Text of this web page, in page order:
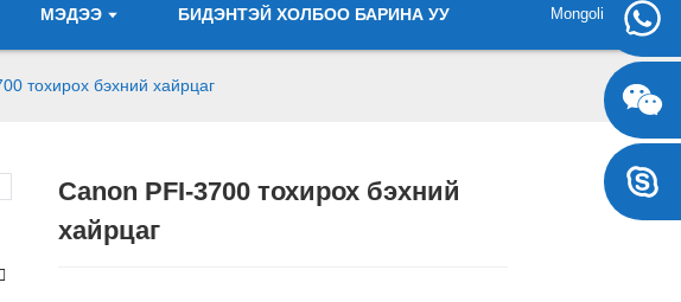
МЭДЭЭ БИДЭНТЭЙ ХОЛБОО БАРИНА УУ Mongolian
+8617707697471
тохирох бэхний хайрцаг
Loading...
Loading... Loading...
Loading...
Canon PFI-3700 тохирох бэхний
хайрцаг